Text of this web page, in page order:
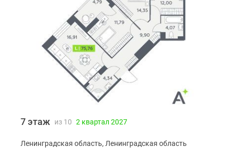
7 этаж из 10 2 квартал 2027
Ленинградская область, Ленинградская область